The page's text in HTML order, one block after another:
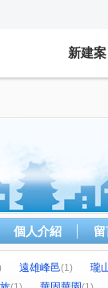
新建案
個人介紹
遠雄峰邑(1)
瓏